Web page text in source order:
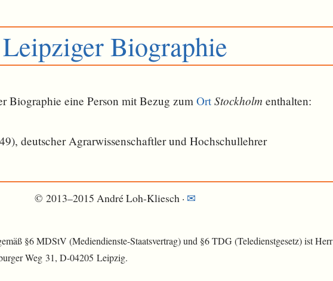
Leipziger Biographie
Biographie eine Person mit Bezug zum Ort Stockholm ent­halten:
deutscher Agrarwissenschaftler und Hochschullehrer
© 2013–2015 André Loh-Kliesch · ✉
§6 MDStV (Mediendienste-Staatsvertrag) und §6 TDG (Teledienstgesetz) ist Herr
Weg 31, D-04205 Leipzig.